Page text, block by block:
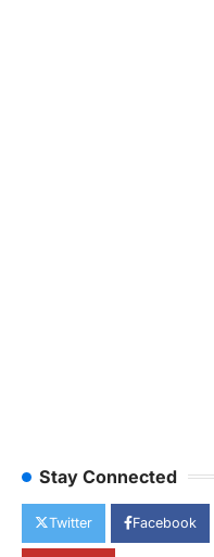
Stay Connected
Twitter Facebook